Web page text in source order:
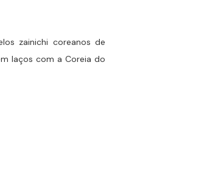
zainichi coreanos de
laços com a Coreia do